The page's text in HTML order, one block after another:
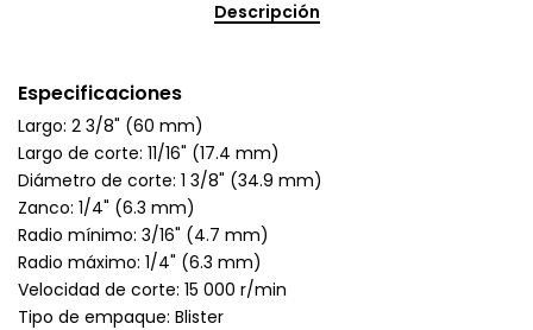
Descripción
Especificaciones
Largo: 2 3/8" (60 mm)
Largo de corte: 11/16" (17.4 mm)
Diámetro de corte: 1 3/8" (34.9 mm)
Zanco: 1/4" (6.3 mm)
Radio mínimo: 3/16" (4.7 mm)
Radio máximo: 1/4" (6.3 mm)
Velocidad de corte: 15 000 r/min
Tipo de empaque: Blister